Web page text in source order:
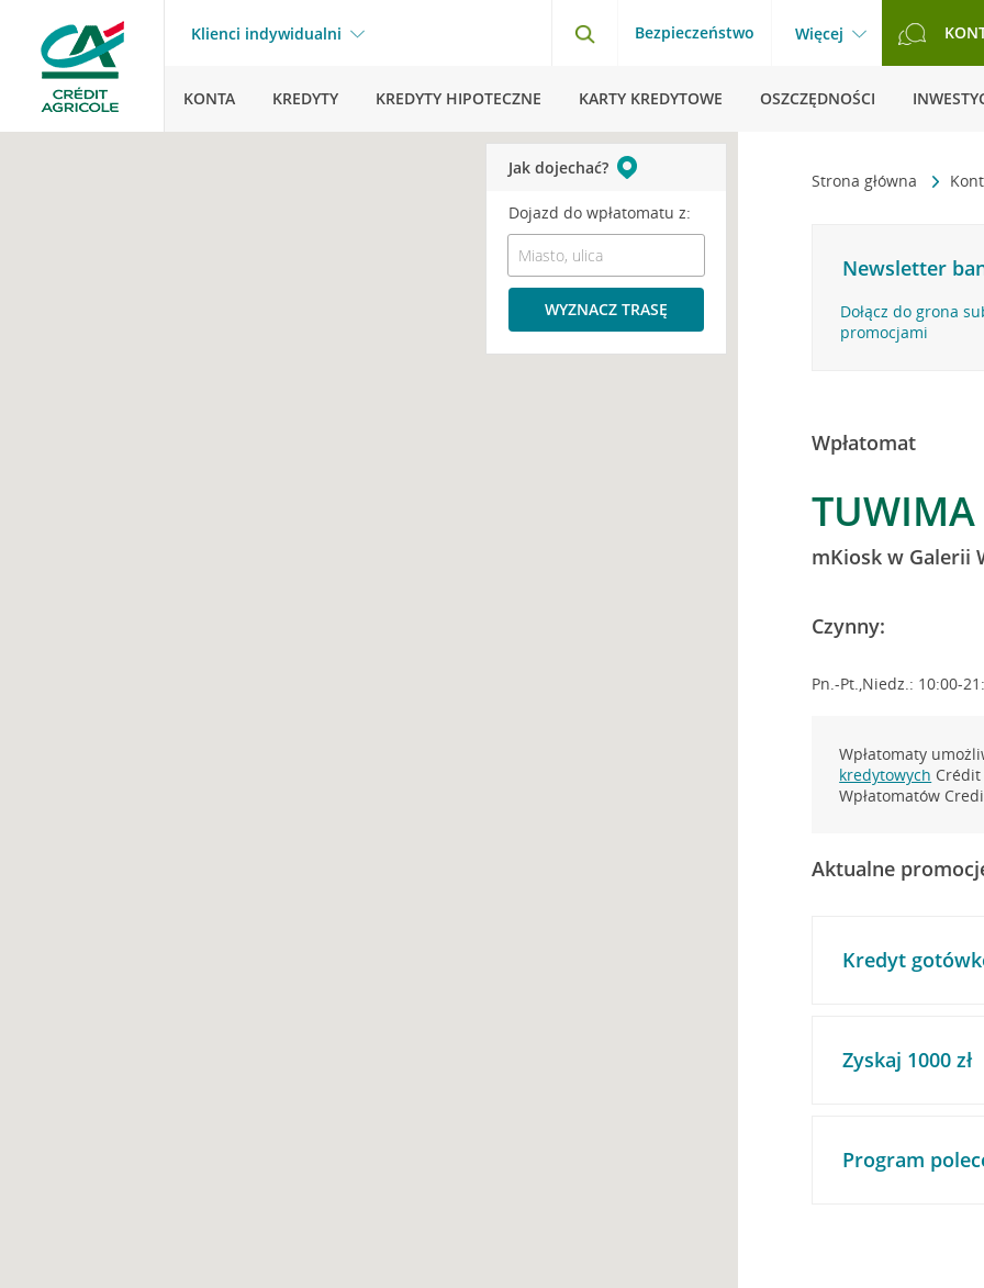
Klienci indywidualni Bezpieczeństwo Więcej
KONTA KREDYTY KREDYTY HIPOTECZNE KARTY KREDYTOWE OSZCZĘDNOŚCI
Strona główna
Newsletter
Dołącz do grona
promocjami
Wpłatomat
TUWIMA
mKiosk w Galerii
Czynny:
Pn.-Pt.,Niedz.: 10:00-
Wpłatomaty
kredytowych
Wpłatomatów
Aktualne
Kredyt
Zyskaj 1000 zł
Program
Jak dojechać?
Dojazd do wpłatomatu z:
WYZNACZ TRASĘ